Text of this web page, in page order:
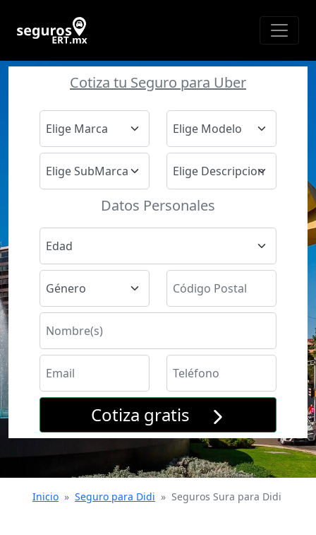
Cotiza tu Seguro para Uber
Datos Personales
Cotiza gratis
Inicio » Seguro para Didi » Seguros Sura para Didi